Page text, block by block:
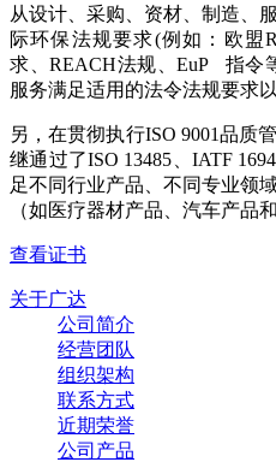
从设计、采购、资材、制造、
际环保法规要求(例如：欧盟
求、REACH法规、EuP 指令
服务满足适用的法令法规要求
另，在贯彻执行ISO 9001品质
继通过了ISO 13485、IATF
足不同行业产品、不同专业领
（如医疗器材产品、汽车产品
查看证书
关于广达
公司简介
经营团队
组织架构
联系方式
近期荣誉
公司产品